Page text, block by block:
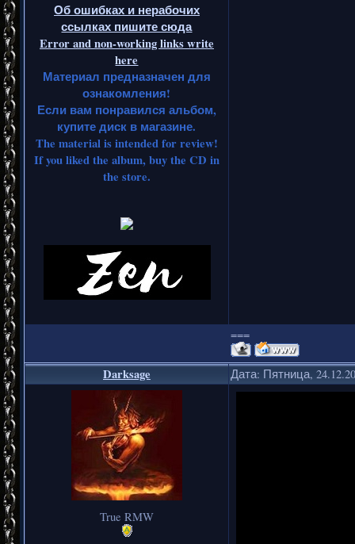
Об ошибках и нерабочих
ссылках пишите сюда
Error and non-working links write
here
Материал предназначен для
ознакомления!
Если вам понравился альбом,
купите диск в магазине.
The material is intended for review!
If you liked the album, buy the CD in
the store.
===
Darksage Дата: Пятница,
True RMW